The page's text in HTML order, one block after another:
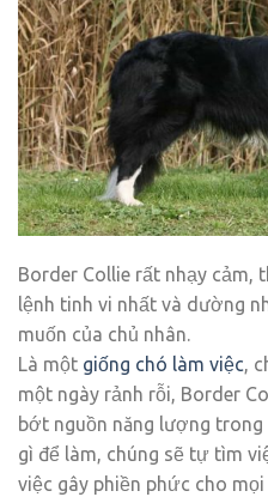
Border Collie rất nhạy cảm,
lệnh tinh vi nhất và dường
muốn của chủ nhân.
Là một giống chó làm việc,
một ngày rảnh rỗi, Border
bớt nguồn năng lượng
gì để làm, chúng sẽ tự tìm
việc gây phiền phức cho